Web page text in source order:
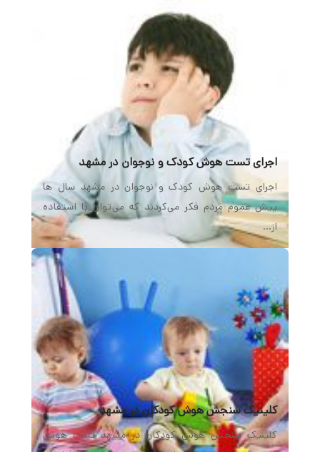
اجرای تست هوش کودک و نوجوان در مشهد
اجرای تست هوش کودک و نوجوان در مشهد سال ها
پیش عموم مردم فكر می‌كردند كه می‌توان با استفاده
از…
کلینیک سنجش هوش کودکان در مشهد
کلینیک سنجش هوش کودکان در مشهد تست هوش